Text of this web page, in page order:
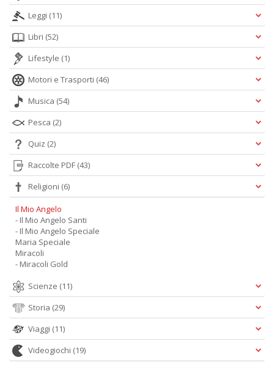
Leggi (11)
Libri (52)
Lifestyle (1)
Motori e Trasporti (46)
Musica (54)
Pesca (2)
Quiz (2)
Raccolte PDF (43)
Religioni (6)
Il Mio Angelo
- Il Mio Angelo Santi
- Il Mio Angelo Speciale
Maria Speciale
Miracoli
- Miracoli Gold
Scienze (11)
Storia (29)
Viaggi (11)
Videogiochi (19)